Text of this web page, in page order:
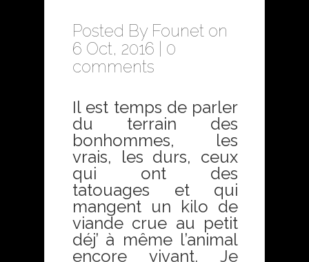
Posted By Founet on
6 Oct, 2016 | 0
comments
Il est temps de parler
du terrain des
bonhommes, les
vrais, les durs, ceux
qui ont des
tatouages et qui
mangent un kilo de
viande crue au petit
déj’ à même l’animal
encore vivant. Je